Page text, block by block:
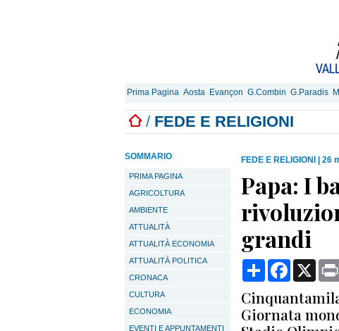
Prima Pagina Aosta Evançon G.Combin G.Paradis
/ FEDE E RELIGIONI
SOMMARIO
PRIMA PAGINA
AGRICOLTURA
AMBIENTE
ATTUALITÀ
ATTUALITÀ ECONOMIA
ATTUALITÀ POLITICA
CRONACA
CULTURA
ECONOMIA
EVENTI E APPUNTAMENTI
FEDE E RELIGIONI 26
Papa: I
grandi
CondividiFacebook
X
Giornata